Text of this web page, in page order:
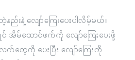
းနဲ့ လျော်ကြေးပေးပါလိမ့်မယ်။
င် အိမ်ထောင်ဖက်ကို လျော်ကြေးပေးဖို့
ေကို ပေးပြီး လျော်ကြေးကို